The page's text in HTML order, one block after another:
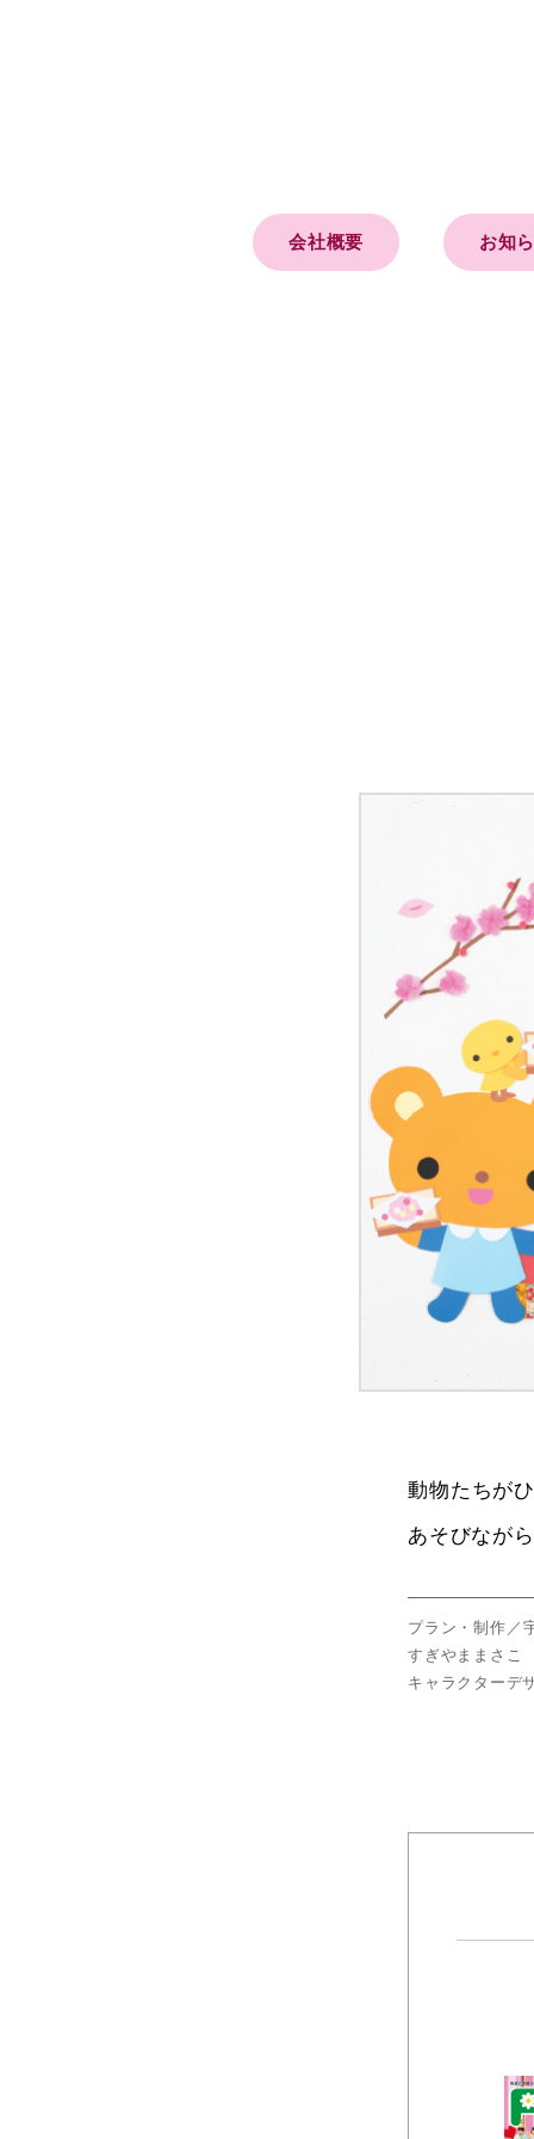
会社概要 お知
動物たちが
あそびなが
プラン・制作
すぎやままさ
キャラクターデ